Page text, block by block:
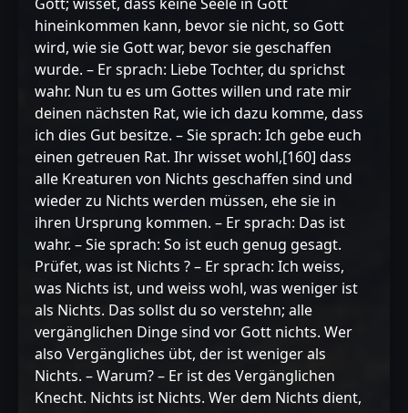
hineinkommen kann, bevor sie nicht, so Gott
wird, wie sie Gott war, bevor sie geschaffen
wurde. – Er sprach: Liebe Tochter, du sprichst
wahr. Nun tu es um Gottes willen und rate mir
deinen nächsten Rat, wie ich dazu komme, dass
ich dies Gut besitze. – Sie sprach: Ich gebe euch
einen getreuen Rat. Ihr wisset wohl,[160] dass
alle Kreaturen von Nichts geschaffen sind und
wieder zu Nichts werden müssen, ehe sie in
ihren Ursprung kommen. – Er sprach: Das ist
wahr. – Sie sprach: So ist euch genug gesagt.
Prüfet, was ist Nichts ? – Er sprach: Ich weiss,
was Nichts ist, und weiss wohl, was weniger ist
als Nichts. Das sollst du so verstehn; alle
vergänglichen Dinge sind vor Gott nichts. Wer
also Vergängliches übt, der ist weniger als
Nichts. – Warum? – Er ist des Vergänglichen
Knecht. Nichts ist Nichts. Wer dem Nichts dient,